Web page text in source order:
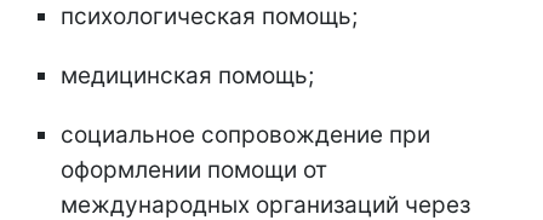
психологическая помощь;
медицинская помощь;
социальное сопровождение при
оформлении помощи от
международных организаций через